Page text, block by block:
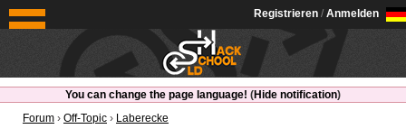
OldSchoolHack
Registrieren / Anmelden
You can change the page language! (Hide notification)
Forum › Off-Topic › Laberecke